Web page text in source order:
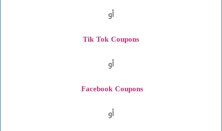
أو
Tik Tok Coupons
أو
Facebook Coupons
أو